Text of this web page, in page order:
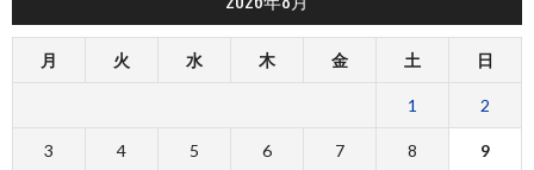
月 火 水 木 金 土 日
1 2
3 4 5 6 7 8 9